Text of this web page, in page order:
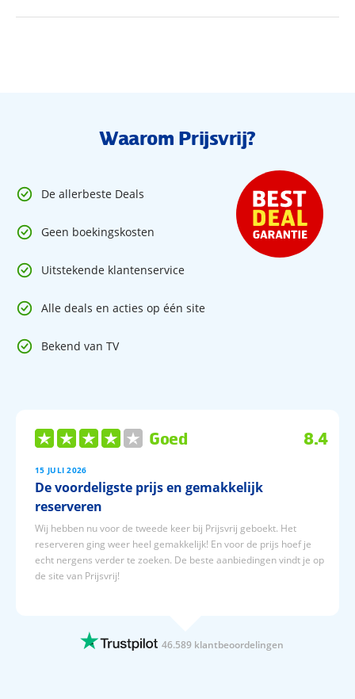
Waarom Prijsvrij?
De allerbeste Deals
Geen boekingskosten
Uitstekende klantenservice
Alle deals en acties op één site
Bekend van TV
Goed 8.4
15 JULI 2026
De voordeligste prijs en gemakkelijk
reserveren
Wij hebben nu voor de tweede keer bij Prijsvrij geboekt. Het
reserveren ging weer heel gemakkelijk! En voor de prijs hoef je
echt nergens verder te zoeken. De beste aanbiedingen vindt je op
de site van Prijsvrij!
Altijd duidelijk,en overzichtelijk46.589 klantbeoordelingen